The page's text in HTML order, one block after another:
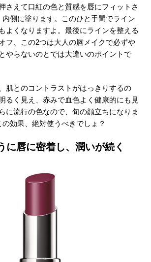
さえて口紅の色と質感を唇にフィットさ
側に塗ります。このひと手間でライン
よくなりますよ。最後にラインを整える
フ、この2つは大人の唇メイクで必ずや
やらないのとでは大違いのポイントで
肌とのコントラストがはっきりするの
るく見え、赤みで血色よく健康的にも見
に流行の色なので、旬の顔立ちになりま
効果、絶対使うべきでしょ？
に唇に密着し、潤いが続く